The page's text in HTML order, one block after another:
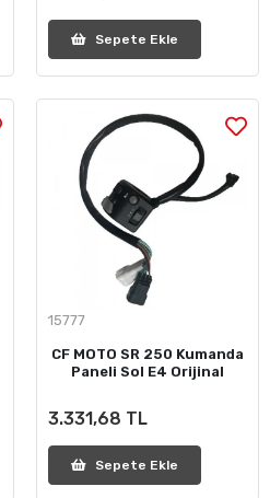
Sepete Ekle
15777
CF MOTO SR 250 Kumanda
Paneli Sol E4 Orijinal
3.331,68 TL
Sepete Ekle